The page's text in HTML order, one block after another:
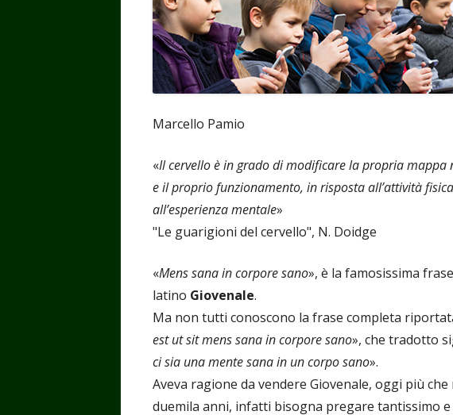
Marcello Pamio
«Il cervello è in grado di modificare la propria mappa
e il proprio funzionamento, in risposta all’attività
all’esperienza mentale»
"Le guarigioni del cervello", N. Doidge
«Mens sana in corpore sano», è la famosissima
latino Giovenale.
Ma non tutti conoscono la frase completa
est ut sit mens sana in corpore sano», che tradotto
ci sia una mente sana in un corpo sano».
Aveva ragione da vendere Giovenale, oggi più
duemila anni, infatti bisogna pregare tantissimo